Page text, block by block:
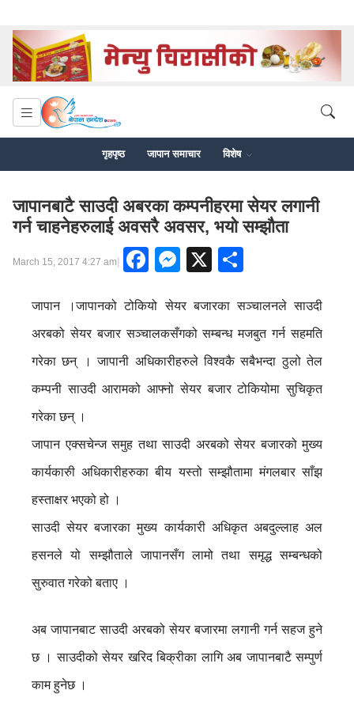
गृहपृष्ठ जापान समाचार विशेष
जापानबाटै साउदी अबरका कम्पनीहरमा सेयर लगानी
गर्न चाहनेहरुलाई अवसरै अवसर, भयो सम्झौता
March 15, 2017 4:27 am| Facebook
Messenger
X
जापान ।जापानको टोकियो सेयर बजारका सञ्चालनले साउदी
अरबको सेयर बजार सञ्चालकसँगको सम्बन्ध मजबुत गर्न सहमति
गरेका छन् ।जापानी अधिकारीहरुले विश्वकै सबैभन्दा ठुलो तेल
कम्पनी साउदी आरामको आफ्नो सेयर बजार टोकियोमा सुचिकृत
गरेका छन् ।
जापान एक्सचेन्ज समुह तथा साउदी अरबको सेयर बजारको मुख्य
कार्यकारुी अधिकारीहरुका बीय यस्तो सम्झौतामा मंगलबार साँझ
हस्ताक्षर भएको हो ।
साउदी सेयर बजारका मुख्य कार्यकारी अधिकृत अबदुल्लाह अल
हसनले यो सम्झौताले जापानसँग लामो तथा समृद्ध सम्बन्धको
सुरुवात गरेको बताए ।
अब जापानबाट साउदी अरबको सेयर बजारमा लगानी गर्न सहज हुने
छ । साउदीको सेयर खरिद बिक्रीका लागि अब जापानबाटै सम्पुर्ण
काम हुनेछ ।